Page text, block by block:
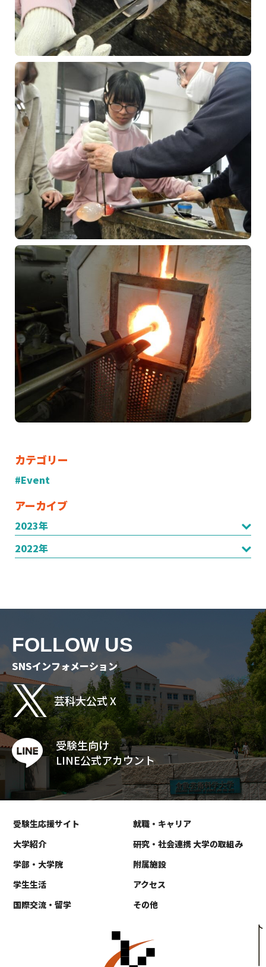
カテゴリー
#Event
アーカイブ
2023年
2022年
FOLLOW US
SNSインフォメーション
芸科大公式 X
受験生向け
LINE公式アカウント
受験生応援サイト
大学紹介
学部・大学院
学生生活
国際交流・留学
就職・キャリア
研究・社会連携 大学の取組み
附属施設
アクセス
その他